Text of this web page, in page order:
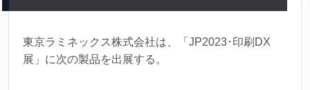
東京ラミネックス株式会社は、「JP2023･印刷DX
展」に次の製品を出展する。